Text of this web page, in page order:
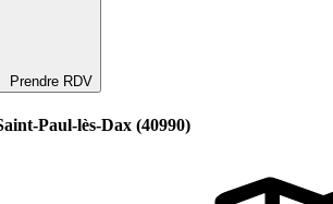
Prendre RDV
Paul-lès-Dax (40990)